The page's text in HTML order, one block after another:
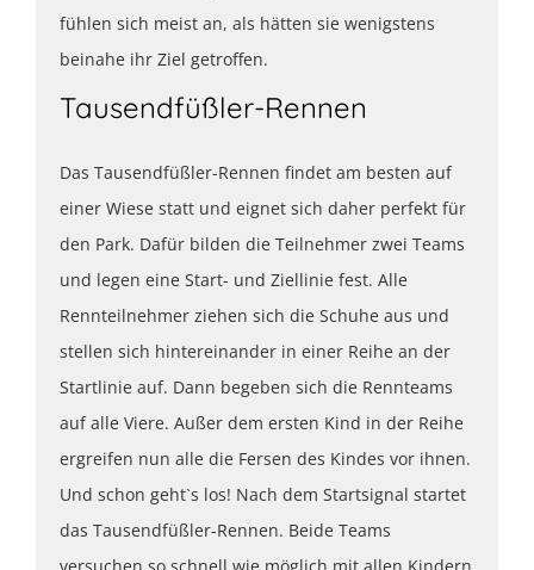
fühlen sich meist an, als hätten sie wenigstens
beinahe ihr Ziel getroffen.
Tausendfüßler-Rennen
Das Tausendfüßler-Rennen findet am besten auf
einer Wiese statt und eignet sich daher perfekt für
den Park. Dafür bilden die Teilnehmer zwei Teams
und legen eine Start- und Ziellinie fest. Alle
Rennteilnehmer ziehen sich die Schuhe aus und
stellen sich hintereinander in einer Reihe an der
Startlinie auf. Dann begeben sich die Rennteams
auf alle Viere. Außer dem ersten Kind in der Reihe
ergreifen nun alle die Fersen des Kindes vor ihnen.
Und schon geht`s los! Nach dem Startsignal startet
das Tausendfüßler-Rennen. Beide Teams
versuchen so schnell wie möglich mit allen Kindern